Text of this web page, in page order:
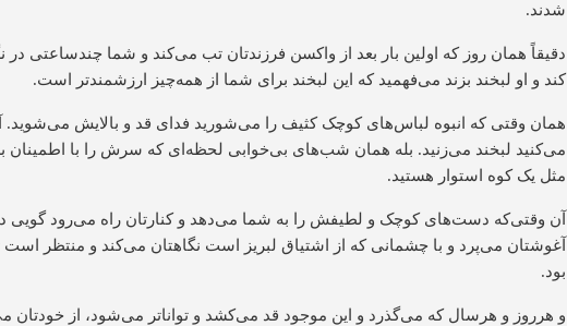
شدند.
دقیقاً همان روز که اولین بار بعد از واکسن فرزندتان تب می‌کند و شما چندساعتی
کند و او لبخند بزند می‌فهمید که این لبخند برای شما از همه‌چیز ارزشمندتر است.
همان وقتی که انبوه لباس‌های کوچک کثیف را می‌شورید فدای قد و بالایش می‌شوید.
می‌کنید لبخند می‌زنید. بله همان شب‌های بی‌خوابی لحظه‌ای که سرش را با
مثل یک کوه استوار هستید.
آن وقتی‌که دست‌های کوچک و لطیفش را به شما می‌دهد و کنارتان راه می‌رود گویی
آغوشتان می‌پرد و با چشمانی که از اشتیاق لبریز است نگاهتان می‌کند و منتظر
بود.
و هرروز و هرسال که می‌گذرد و این موجود قد می‌کشد و تواناتر می‌شود، از خودتان